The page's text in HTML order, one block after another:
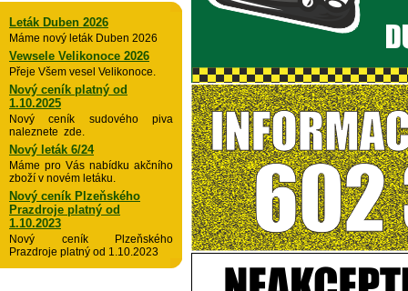
Leták Duben 2026
Máme nový leták Duben 2026
Vewsele Velikonoce 2026
Přeje Všem vesel Velikonoce.
Nový ceník platný od
1.10.2025
Nový ceník sudového piva
naleznete zde.
Nový leták 6/24
Máme pro Vás nabídku akčního
zboží v novém letáku.
Nový ceník Plzeňského
Prazdroje platný od
1.10.2023
Nový ceník Plzeňského
Prazdroje platný od 1.10.2023